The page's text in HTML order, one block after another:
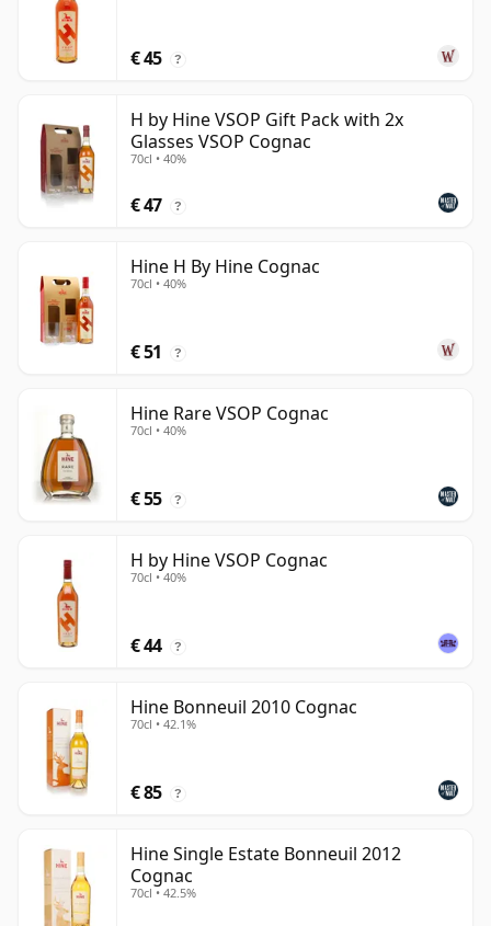
€ 45 ?
H by Hine VSOP Gift Pack with 2x
Glasses VSOP Cognac
70cl • 40%
€ 47 ?
Hine H By Hine Cognac
70cl • 40%
€ 51 ?
Hine Rare VSOP Cognac
70cl • 40%
€ 55 ?
H by Hine VSOP Cognac
70cl • 40%
€ 44 ?
Hine Bonneuil 2010 Cognac
70cl • 42.1%
€ 85 ?
Hine Single Estate Bonneuil 2012
Cognac
70cl • 42.5%